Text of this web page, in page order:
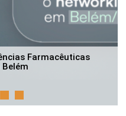
Farmacêuticas